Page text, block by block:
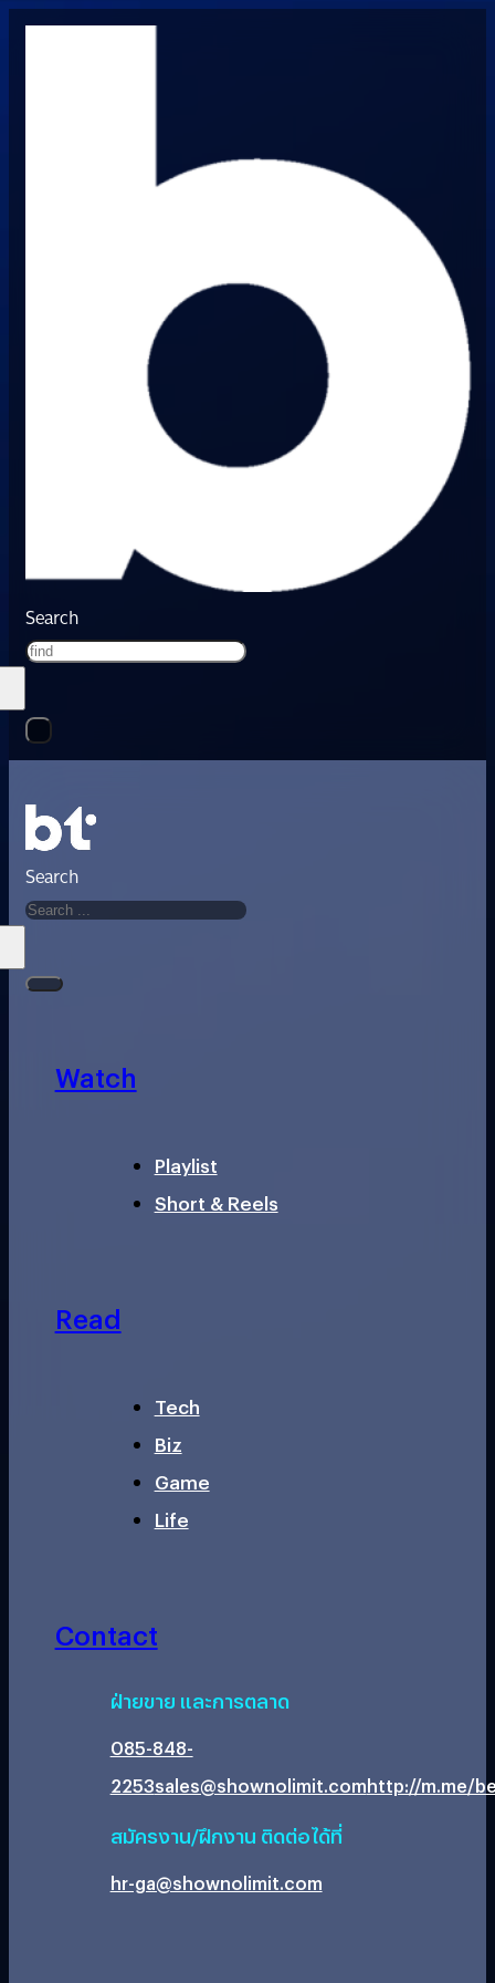
Search
Search
Watch
Playlist
Short & Reels
Read
Tech
Biz
Game
Life
Contact
ฝ่ายขาย และการตลาด
085-848-
2253sales@shownolimit.comhttp://m.me/
สมัครงาน/ฝึกงาน ติดต่อได้ที่
hr-ga@shownolimit.com